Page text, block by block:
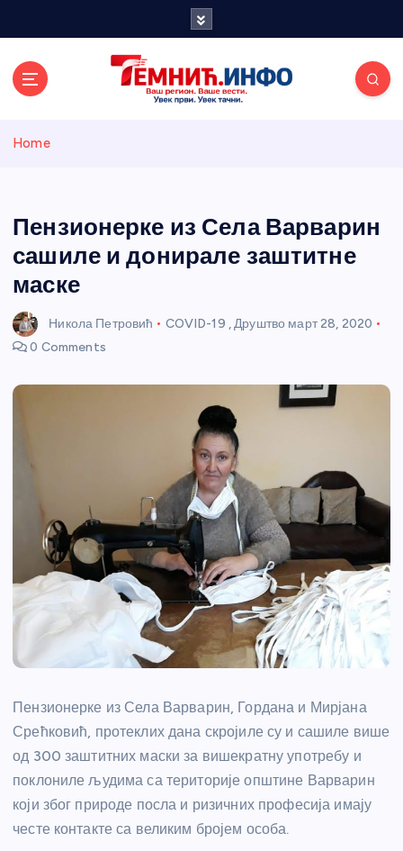
и портал
Home
Пензионерке из Села Варварин
сашиле и донирале заштитне
маске
Никола Петровић COVID-19 ,Друштво март 28, 2020
0 Comments
Пензионерке из Села Варварин, Гордана и Мирјана
Срећковић, протеклих дана скројиле су и сашиле више
од 300 заштитних маски за вишекратну употребу и
поклониле људима са територије општине Варварин
који због природе посла и ризичних професија имају
честе контакте са великим бројем особа.